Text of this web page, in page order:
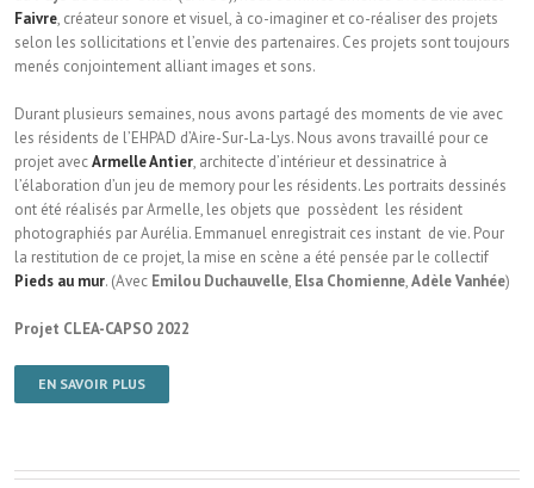
Faivre, créateur sonore et visuel, à co-imaginer et co-réaliser des projets
selon les sollicitations et l’envie des partenaires. Ces projets sont toujours
menés conjointement alliant images et sons.
Durant plusieurs semaines, nous avons partagé des moments de vie avec
les résidents de l’EHPAD d’Aire-Sur-La-Lys. Nous avons travaillé pour ce
projet avecArmelle Antier, architecte d’intérieur et dessinatrice à
l’élaboration d’un jeu de memory pour les résidents. Les portraits dessinés
ont été réalisés par Armelle, les objets que possèdent les résident
photographiés par Aurélia. Emmanuel enregistrait ces instant de vie. Pour
la restitution de ce projet, la mise en scène a été pensée par le collectif
Pieds au mur. (Avec Emilou Duchauvelle, Elsa Chomienne,Adèle Vanhée)
Projet CLEA-CAPSO 2022
EN SAVOIR PLUS